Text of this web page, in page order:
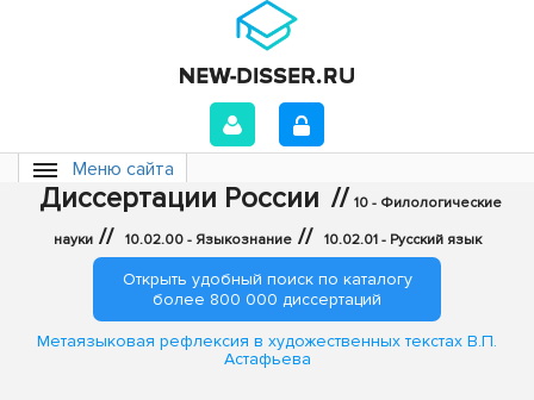
Меню сайта
Диссертации России // 10 - Филологические
науки // 10.02.00 - Языкознание // 10.02.01 - Русский язык
Открыть удобный поиск по каталогу
более 800 000 диссертаций
Метаязыковая рефлексия в художественных текстах В.П.
Астафьева